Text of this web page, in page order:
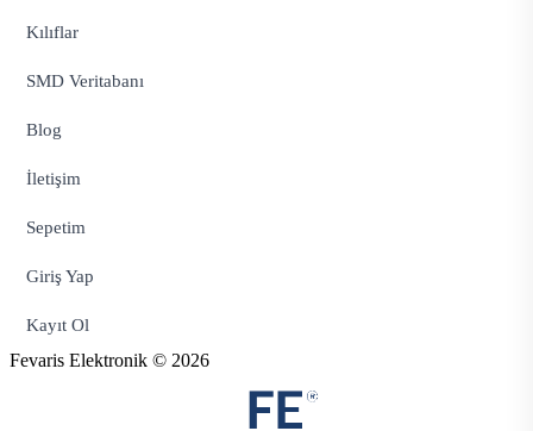
Kılıflar
SMD Veritabanı
Blog
İletişim
Sepetim
Giriş Yap
Kayıt Ol
Fevaris Elektronik © 2026